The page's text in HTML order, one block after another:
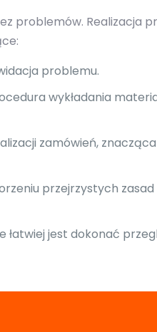
problemów. Realizacja
problemu.
wykładania
zamówień,
przejrzystych zasad
jest dokonać